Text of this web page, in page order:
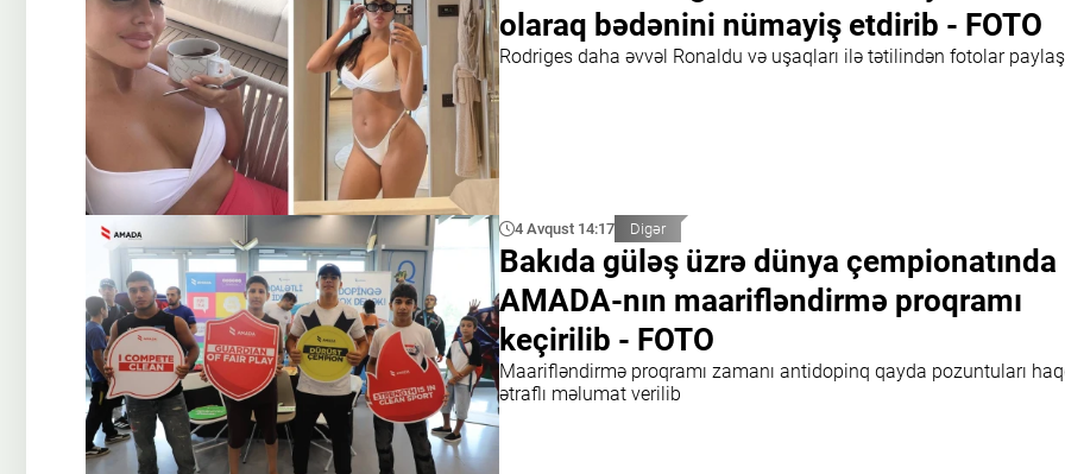
olaraq bədənini nümayiş etdirib - FOTO
Rodriges daha əvvəl Ronaldu və uşaqları ilə tətilindən fotolar
4 Avqust 14:17 Digər
Bakıda güləş üzrə dünya çempionatında
AMADA-nın maarifləndirmə proqramı
keçirilib - FOTO
Maarifləndirmə proqramı zamanı antidopinq qayda pozuntuları
ətraflı məlumat verilib